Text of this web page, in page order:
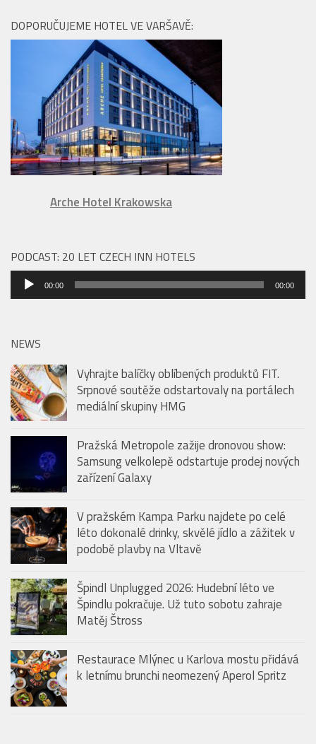
DOPORUČUJEME HOTEL VE VARŠAVĚ:
Arche Hotel Krakowska
PODCAST: 20 LET CZECH INN HOTELS
Audio
přehrávač
00:00 00:00
NEWS
Vyhrajte balíčky oblíbených produktů FIT.
Srpnové soutěže odstartovaly na portálech
mediální skupiny HMG
Pražská Metropole zažije dronovou show:
Samsung velkolepě odstartuje prodej nových
zařízení Galaxy
V pražském Kampa Parku najdete po celé
léto dokonalé drinky, skvělé jídlo a zážitek v
podobě plavby na Vltavě
Špindl Unplugged 2026: Hudební léto ve
Špindlu pokračuje. Už tuto sobotu zahraje
Matěj Štross
Restaurace Mlýnec u Karlova mostu přidává
k letnímu brunchi neomezený Aperol Spritz